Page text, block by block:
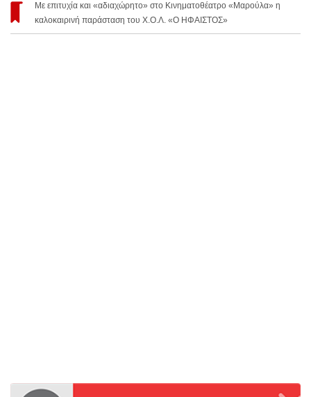
Με επιτυχία και «αδιαχώρητο» στο Κινηματοθέατρο «Μαρούλα» η
καλοκαιρινή παράσταση του Χ.Ο.Λ. «Ο ΗΦΑΙΣΤΟΣ»